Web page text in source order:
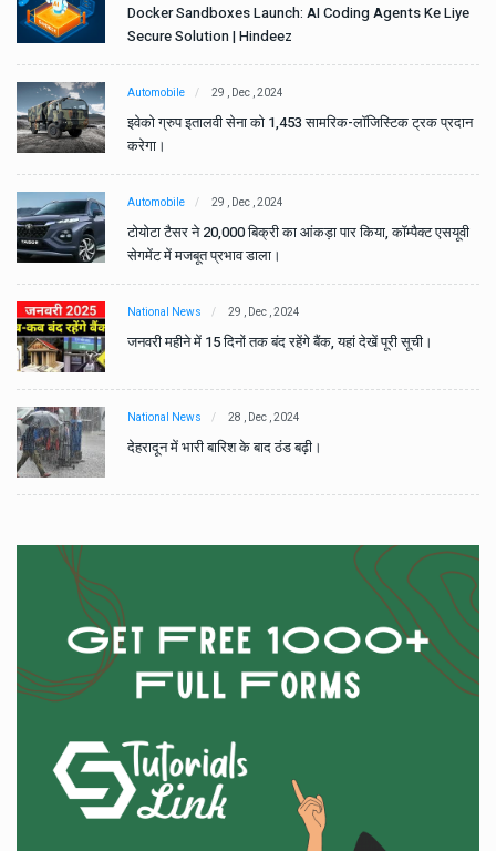
Docker Sandboxes Launch: AI Coding Agents Ke Liye
Secure Solution | Hindeez
Automobile 29 , Dec , 2024
इवेको ग्रुप इतालवी सेना को 1,453 सामरिक-लॉजिस्टिक ट्रक प्रदान
करेगा।
Automobile 29 , Dec , 2024
टोयोटा टैसर ने 20,000 बिक्री का आंकड़ा पार किया, कॉम्पैक्ट एसयूवी
सेगमेंट में मजबूत प्रभाव डाला।
National News 29 , Dec , 2024
जनवरी महीने में 15 दिनों तक बंद रहेंगे बैंक, यहां देखें पूरी सूची।
National News 28 , Dec , 2024
देहरादून में भारी बारिश के बाद ठंड बढ़ी।